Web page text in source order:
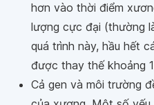
hơn vào thời điểm
lượng cực đại (thường
quá trình này, hầu hết
được thay thế khoảng
Cả gen và môi trường